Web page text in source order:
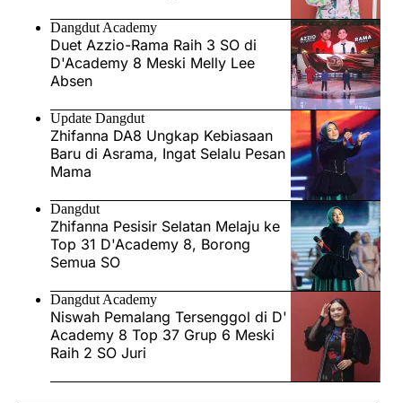
Dangdut Academy
Duet Azzio-Rama Raih 3 SO di
D'Academy 8 Meski Melly Lee
Absen
Update Dangdut
Zhifanna DA8 Ungkap Kebiasaan
Baru di Asrama, Ingat Selalu Pesan
Mama
Dangdut
Zhifanna Pesisir Selatan Melaju ke
Top 31 D'Academy 8, Borong
Semua SO
Dangdut Academy
Niswah Pemalang Tersenggol di D'
Academy 8 Top 37 Grup 6 Meski
Raih 2 SO Juri